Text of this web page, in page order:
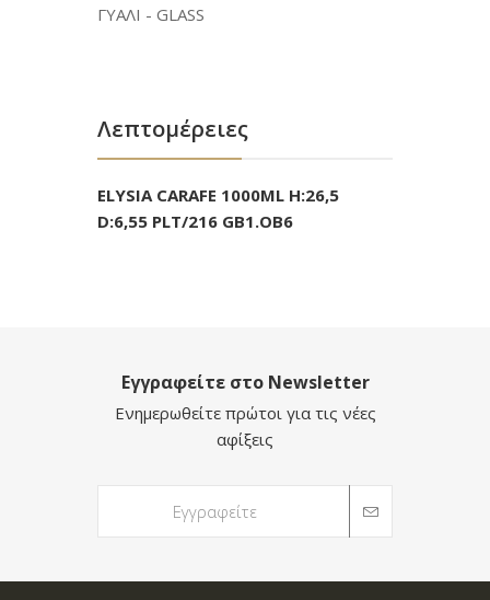
ΓΥΑΛΙ - GLASS
Λεπτομέρειες
ELYSIA CARAFE 1000ML H:26,5
D:6,55 PLT/216 GB1.OB6
Εγγραφείτε στο Newsletter
Ενημερωθείτε πρώτοι για τις νέες
αφίξεις